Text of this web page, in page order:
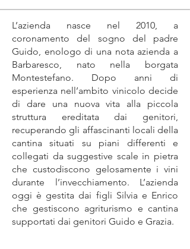
L’azienda nasce nel 2010, a
coronamento del sogno del padre
Guido, enologo di una nota azienda a
Barbaresco, nato nella borgata
Montestefano. Dopo anni di
esperienza nell’ambito vinicolo decide
di dare una nuova vita alla piccola
struttura ereditata dai genitori,
recuperando gli affascinanti locali della
cantina situati su piani differenti e
collegati da suggestive scale in pietra
che custodiscono gelosamente i vini
durante l’invecchiamento. L’azienda
oggi è gestita dai figli Silvia e Enrico
che gestiscono agriturismo e cantina
supportati dai genitori Guido e Grazia.